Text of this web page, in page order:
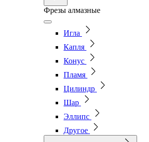
Фрезы алмазные
Игла
Капля
Конус
Пламя
Цилиндр
Шар
Эллипс
Другое